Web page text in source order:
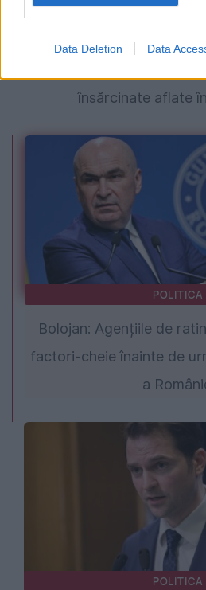
Data Deletion Data
SOCIAL
„Nu merg singur”: un
însărcinate aflate
POLITICA
Bolojan: Agențiile de
factori-cheie înainte de
a
POLITICA